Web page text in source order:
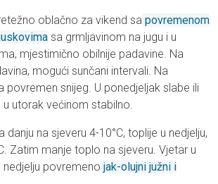
oblačno za vikend sa povremenom
sa grmljavinom na jugu i u
mjestimično obilnije padavine. Na
mogući sunčani intervali. Na
povremen snijeg. U ponedjeljak slabe ili
u utorak većinom stabilno.
danju na sjeveru 4-10°C, toplije u nedjelju,
Zatim manje toplo na sjeveru. Vjetar u
nedjelju povremeno jak-olujni južni i